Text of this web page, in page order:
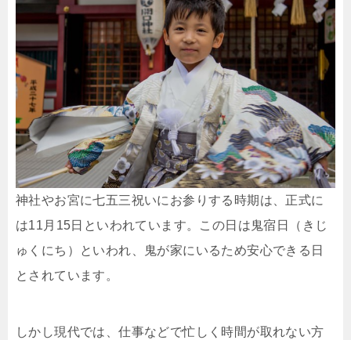
神社やお宮に七五三祝いにお参りする時期は、正式に
は11月15日といわれています。この日は鬼宿日（きじ
ゅくにち）といわれ、鬼が家にいるため安心できる日
とされています。
しかし現代では、仕事などで忙しく時間が取れない方